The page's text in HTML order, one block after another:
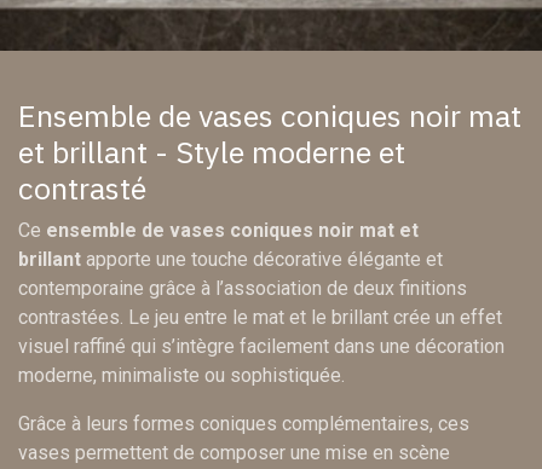
Ensemble de vases coniques noir mat
et brillant - Style moderne et
contrasté
Ce ensemble de vases coniques noir mat et
brillant apporte une touche décorative élégante et
contemporaine grâce à l’association de deux finitions
contrastées. Le jeu entre le mat et le brillant crée un effet
visuel raffiné qui s’intègre facilement dans une décoration
moderne, minimaliste ou sophistiquée.
Grâce à leurs formes coniques complémentaires, ces
vases permettent de composer une mise en scène